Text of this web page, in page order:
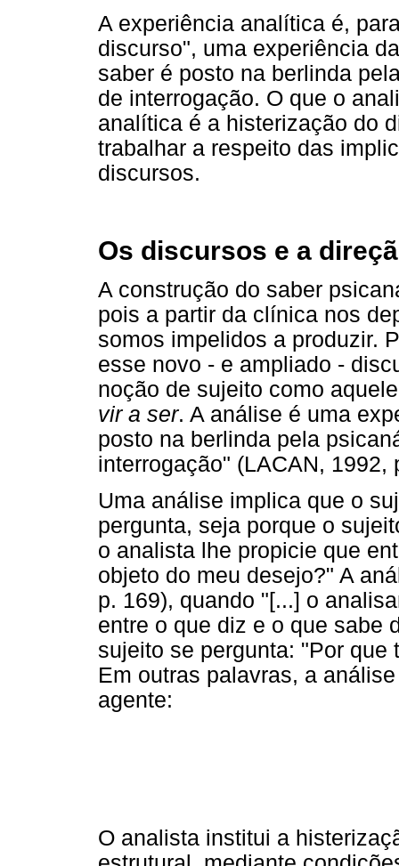
A experiência analítica é,
discurso", uma experiência
saber é posto na berlinda
de interrogação. O que o
analítica é a histerização do
trabalhar a respeito das
discursos.
Os discursos e a
A construção do saber
pois a partir da clínica nos
somos impelidos a produzir.
esse novo - e ampliado -
noção de sujeito como
vir a ser. A análise é uma
posto na berlinda pela
interrogação" (LACAN, 1992,
Uma análise implica que o
pergunta, seja porque o
o analista lhe propicie que
objeto do meu desejo?" A
p. 169), quando "[...] o
entre o que diz e o que sabe
sujeito se pergunta: "Por
Em outras palavras, a
agente:
O analista institui a